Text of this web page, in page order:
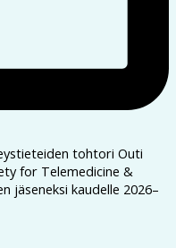
tohtori Outi
for Telemedicine &
jäseneksi kaudelle 2026–